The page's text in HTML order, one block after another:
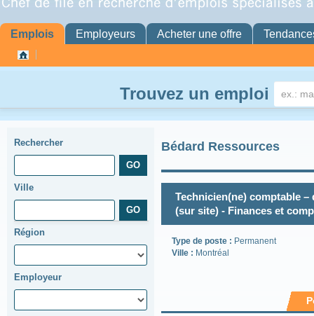
Emplois Employeurs Acheter une offre
Trouvez un emploi
Rechercher
Ville
Région
Employeur
Bédard Ressources
Technicien(ne) comptable
(sur site) - Finances et
Type de poste : Permanent
Ville : Montréal